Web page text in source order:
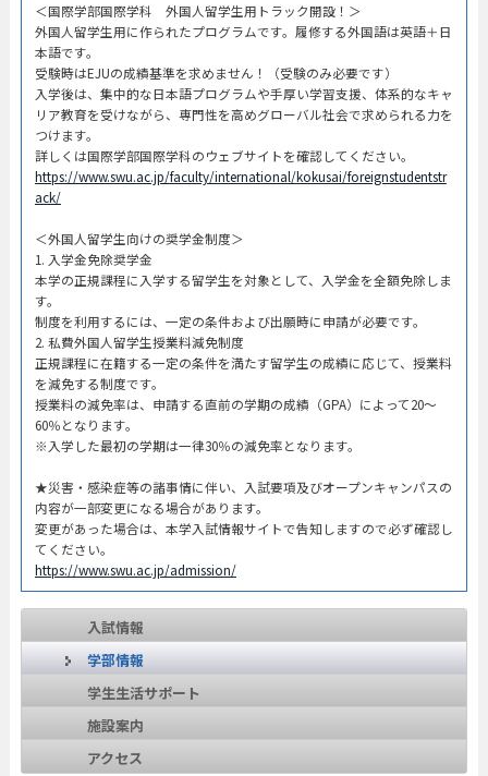
＜国際学部国際学科 外国人留学生用トラック開設！＞
外国人留学生用に作られたプログラムです。履修する外国語は英語＋日
本語です。
受験時はEJUの成績基準を求めません！（受験のみ必要です）
入学後は、集中的な日本語プログラムや手厚い学習支援、体系的なキャ
リア教育を受けながら、専門性を高めグローバル社会で求められる力を
つけます。
詳しくは国際学部国際学科のウェブサイトを確認してください。
https://www.swu.ac.jp/faculty/international/kokusai/foreignstudentstr
ack/
＜外国人留学生向けの奨学金制度＞
1. 入学金免除奨学金
本学の正規課程に入学する留学生を対象として、入学金を全額免除しま
す。
制度を利用するには、一定の条件および出願時に申請が必要です。
2. 私費外国人留学生授業料減免制度
正規課程に在籍する一定の条件を満たす留学生の成績に応じて、授業料
を減免する制度です。
授業料の減免率は、申請する直前の学期の成績（GPA）によって20～
60％となります。
※入学した最初の学期は一律30％の減免率となります。
★災害・感染症等の諸事情に伴い、入試要項及びオープンキャンパスの
内容が一部変更になる場合があります。
変更があった場合は、本学入試情報サイトで告知しますので必ず確認し
てください。
https://www.swu.ac.jp/admission/
入試情報
学部情報
学生生活サポート
施設案内
アクセス